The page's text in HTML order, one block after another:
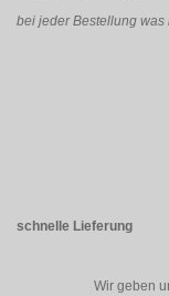
bei jeder Bestellung was
schnelle Lieferung
Wir geben